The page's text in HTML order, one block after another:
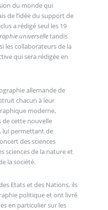
du monde qui
de l’idée du support de
a rédigé seul les 19
universelletandis
les collaborateurs de la
qui sera rédigée en
allemande de
chacun à leur
moderne,
de cette nouvelle
lui permettant de
des sciences
sciences de la nature et
la société.
Etats et des Nations, ils
politique et ont livré
en particulier sur les